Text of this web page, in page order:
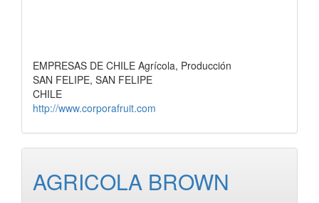
EMPRESAS DE CHILE Agrícola, Producción
SAN FELIPE, SAN FELIPE
CHILE
http://www.corporafruit.com
AGRICOLA BROWN